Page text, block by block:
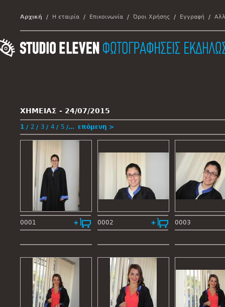
Αρχική Η εταιρία Επικοινωνία Όροι Χρήσης Εγγραφή
ΧΗΜΕΙΑΣ - 24/07/2015
1 2 3 4 5 … επόμενη >
0001 0002 0003